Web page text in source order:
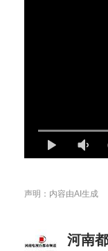
声明：内容由AI生成
河南